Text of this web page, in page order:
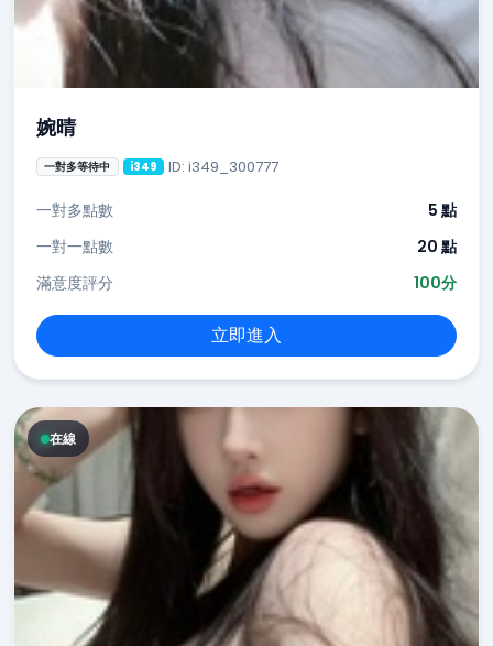
婉晴
一對多等待中 i349 ID: i349_300777
一對多點數
5 點
一對一點數
20 點
滿意度評分
100分
立即進入
在線